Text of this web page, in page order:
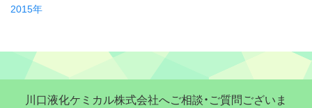
2015年
川口液化ケミカル株式会社へご相談・ご質問ございま